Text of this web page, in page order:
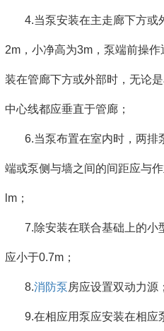
4.当泵安装在主走廊下方或
2m，小净高为3m，泵端前操
装在管廊下方或外部时，无论
中心线都应垂直于管廊；
6.当泵布置在室内时，两排
端或泵侧与墙之间的间距应与
lm；
7.除安装在联合基础上的小
应小于0.7m；
8.消防泵房应设置双动力源；
9.在相应用泵应安装在相应